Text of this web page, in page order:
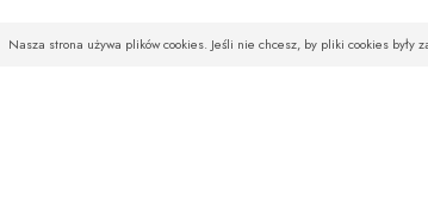
Nasza strona używa plików cookies. Jeśli nie chcesz, by pliki cookies